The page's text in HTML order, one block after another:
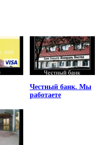
Честный банк. Мы
работаете